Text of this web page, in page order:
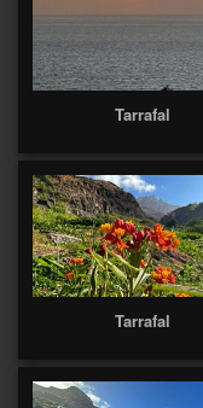
Tarrafal
Tarrafal